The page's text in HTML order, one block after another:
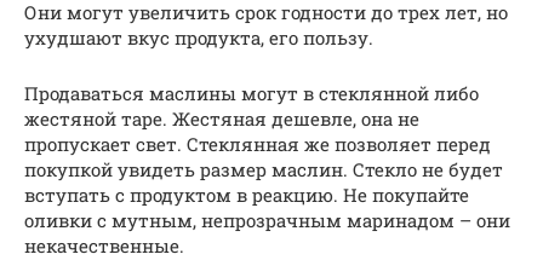
Они могут увеличить срок годности до трех лет, но
ухудшают вкус продукта, его пользу.
Продаваться маслины могут в стеклянной либо
жестяной таре. Жестяная дешевле, она не
пропускает свет. Стеклянная же позволяет перед
покупкой увидеть размер маслин. Стекло не будет
вступать с продуктом в реакцию. Не покупайте
оливки с мутным, непрозрачным маринадом – они
некачественные.